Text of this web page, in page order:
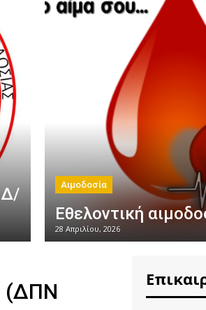
Αιμοδοσία
Εθελοντική
28 Απριλίου, 2026
(ΔΠΝ